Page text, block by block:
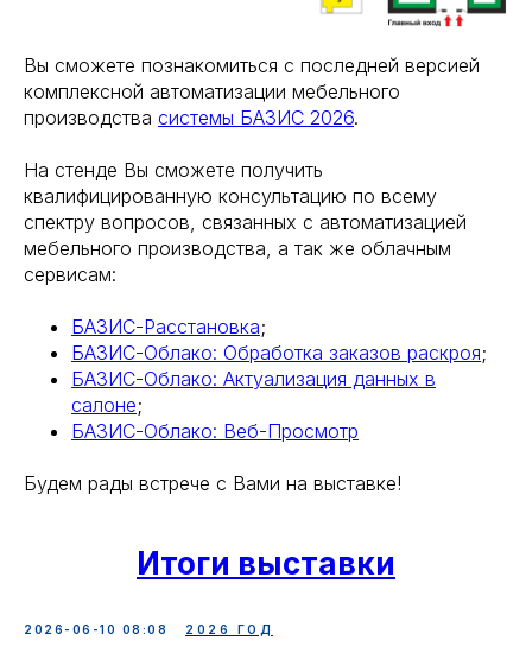
Вы сможете познакомиться с последней версией
комплексной автоматизации мебельного
производства системы БАЗИС 2026.
На стенде Вы сможете получить
квалифицированную консультацию по всему
спектру вопросов, связанных с автоматизацией
мебельного производства, а так же облачным
сервисам:
БАЗИС-Расстановка;
БАЗИС-Облако: Обработка заказов раскроя;
БАЗИС-Облако: Актуализация данных в
салоне;
БАЗИС-Облако: Веб-Просмотр
Будем рады встрече с Вами на выставке!
Итоги выставки
2026-06-10 08:08 2026 ГОД